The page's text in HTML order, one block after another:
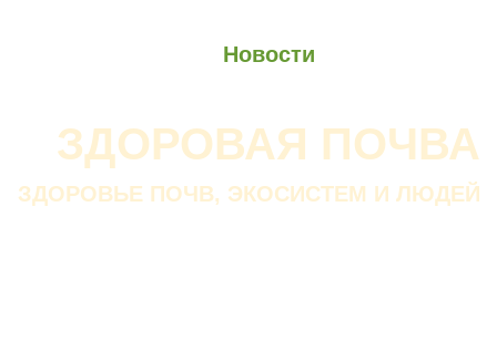
Новости
ЗДОРОВАЯ ПОЧВА
ЗДОРОВЬЕ ПОЧВ, ЭКОСИСТЕМ И ЛЮДЕЙ